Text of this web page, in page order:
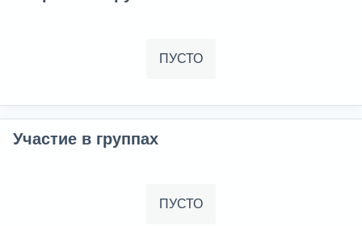
ПУСТО
Участие в группах
ПУСТО